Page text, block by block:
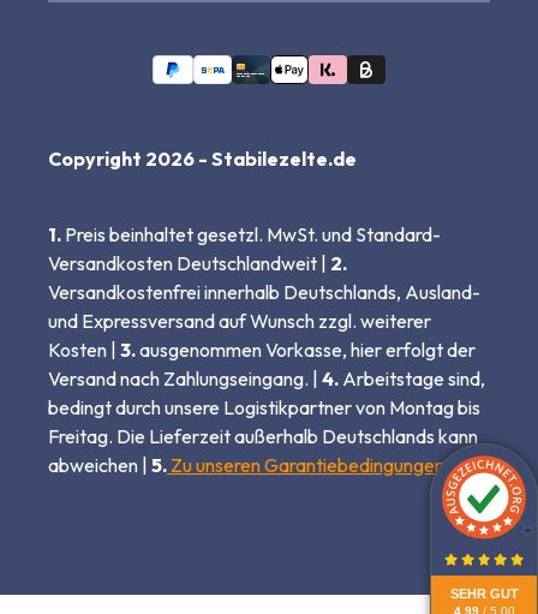
SEHR GUT
4.99 / 5.00
Copyright 2026 - Stabilezelte.de
1. Preis beinhaltet gesetzl. MwSt. und Standard-
Versandkosten Deutschlandweit | 2.
Versandkostenfrei innerhalb Deutschlands, Ausland-
und Expressversand auf Wunsch zzgl. weiterer
Kosten | 3.ausgenommen Vorkasse, hier erfolgt der
Versand nach Zahlungseingang. | 4. Arbeitstage sind,
bedingt durch unsere Logistikpartner von Montag bis
Freitag. Die Lieferzeit außerhalb Deutschlands kann
abweichen | 5. Zu unseren Garantiebedingungen